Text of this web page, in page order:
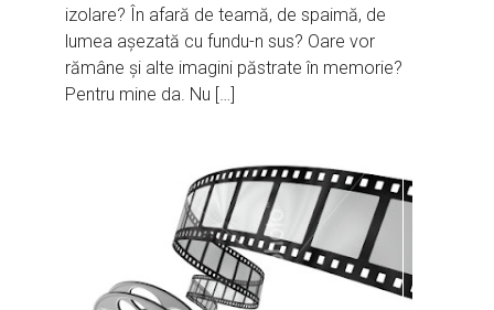
izolare? În afară de teamă, de spaimă, de
lumea așezată cu fundu-n sus? Oare vor
rămâne și alte imagini păstrate în memorie?
Pentru mine da. Nu […]